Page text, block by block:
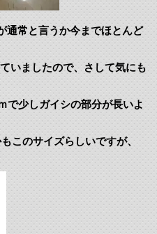
通常と言うか今までほとんど
いましたので、さして気にも
で少しガイシの部分が長いよ
このサイズらしいですが、